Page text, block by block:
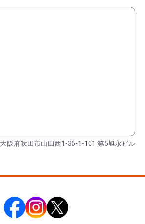
大阪府吹田市山田西1-36-1-101 第5旭永ビル